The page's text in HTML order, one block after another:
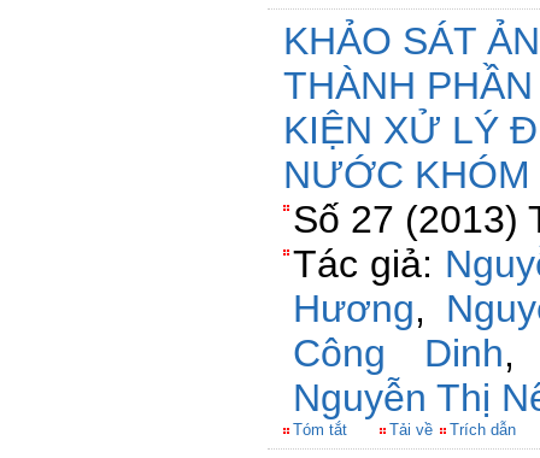
KHẢO SÁT
THÀNH
KIỆN XỬ LÝ
NƯỚC
Số 27 (2013)
Tác giả:
Hương,
Công Dinh
Nguyễn Thị
Tóm tắt Tải về Trích dẫn